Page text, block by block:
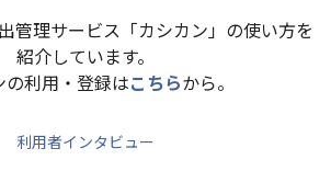
管理サービス「カシカン」の使い方を
紹介しています。
の利用・登録はこちらから。
利用者インタビュー